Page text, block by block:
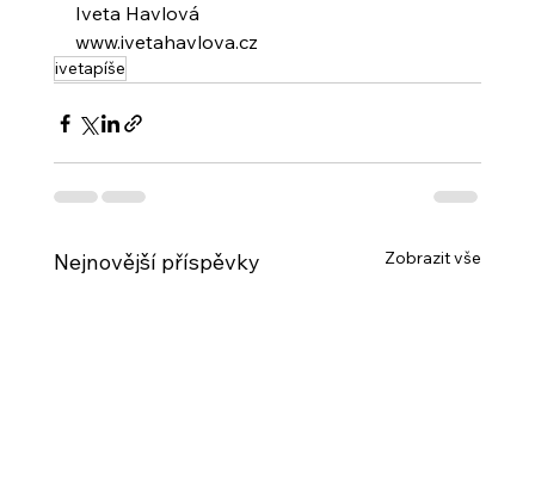
Iveta Havlová
www.ivetahavlova.cz
ivetapíše
Nejnovější příspěvky Zobrazit vše